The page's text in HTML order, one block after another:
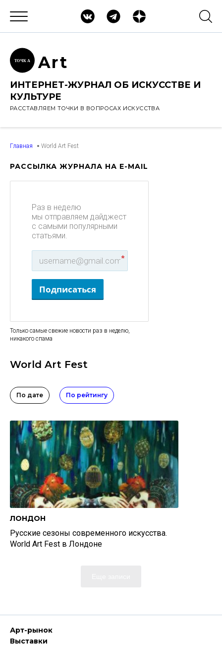
ТОЧК А Art
ИНТЕРНЕТ-ЖУРНАЛ ОБ ИСКУССТВЕ И
КУЛЬТУРЕ
РАССТАВЛЯЕМ ТОЧКИ В ВОПРОСАХ ИСКУССТВА
Главная World Art Fest
РАССЫЛКА ЖУРНАЛА НА E-MAIL
Раз в неделю
мы отправляем дайджест
с самыми популярными
статьями.
*
Подписаться
Только самые свежие новости раз в неделю,
никакого спама
World Art Fest
По дате По рейтингу
ЛОНДОН
Русские сезоны современного искусства.
World Art Fest в Лондоне
Арт-рынок
Выставки